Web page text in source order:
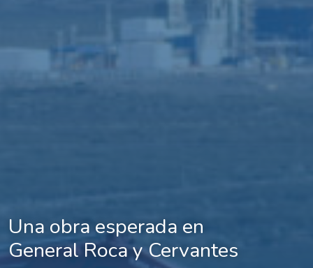
Una obra esperada en
General Roca y Cervantes